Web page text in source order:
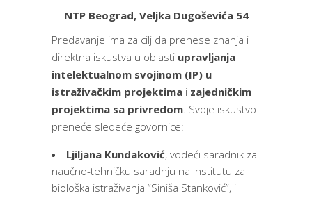
NTP Beograd, Veljka Dugoševića 54
Predavanje ima za cilj da prenese znanja i
direktna iskustva u oblasti upravljanja
intelektualnom svojinom (IP) u
istraživačkim projektima i zajedničkim
projektima sa privredom. Svoje iskustvo
preneće sledeće govornice:
Ljiljana Kundaković, vodeći saradnik za
naučno-tehničku saradnju na Institutu za
biološka istraživanja “Siniša Stanković”, i